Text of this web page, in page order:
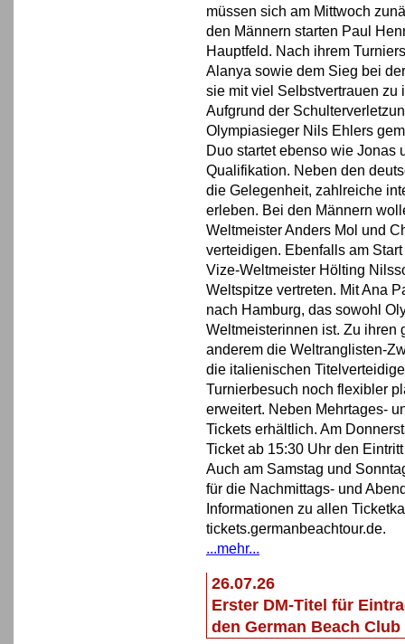
müssen sich am Mittwoch
den Männern starten Paul
Hauptfeld. Nach ihrem
Alanya sowie dem Sieg bei
sie mit viel Selbstvertrauen zu
Aufgrund der
Olympiasieger Nils Ehlers
Duo startet ebenso wie Jonas
Qualifikation. Neben den
die Gelegenheit, zahlreiche
erleben. Bei den Männern
Weltmeister Anders Mol und
verteidigen. Ebenfalls am
Vize-Weltmeister Hölting
Weltspitze vertreten. Mit Ana
nach Hamburg, das sowohl
Weltmeisterinnen ist. Zu ihren
anderem die Weltranglisten-
die italienischen
Turnierbesuch noch flexibler
erweitert. Neben Mehrtages-
Tickets erhältlich. Am
Ticket ab 15:30 Uhr den
Auch am Samstag und
für die Nachmittags- und
Informationen zu allen
tickets.germanbeachtour.de.
...mehr...
26.07.26
Erster DM-Titel für
den German Beach